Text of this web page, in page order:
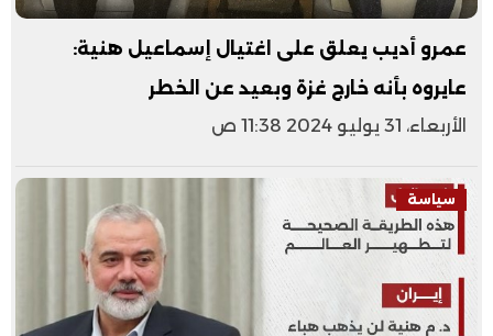
عمرو أديب يعلق على اغتيال إسماعيل هنية:
عايروه بأنه خارج غزة وبعيد عن الخطر
الأربعاء، 31 يوليو 2024 11:38 ص
سياسة